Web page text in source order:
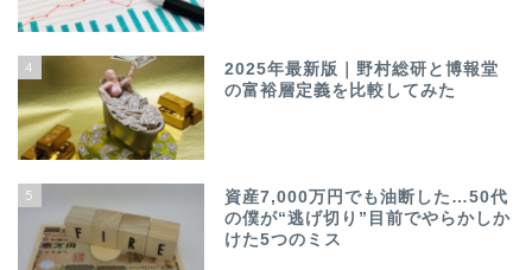
4
2025年最新版｜野村総研と博報堂
の富裕層定義を比較してみた
5
資産7,000万円でも油断した…50代
の僕が“逃げ切り”目前でやらかしか
けた5つのミス